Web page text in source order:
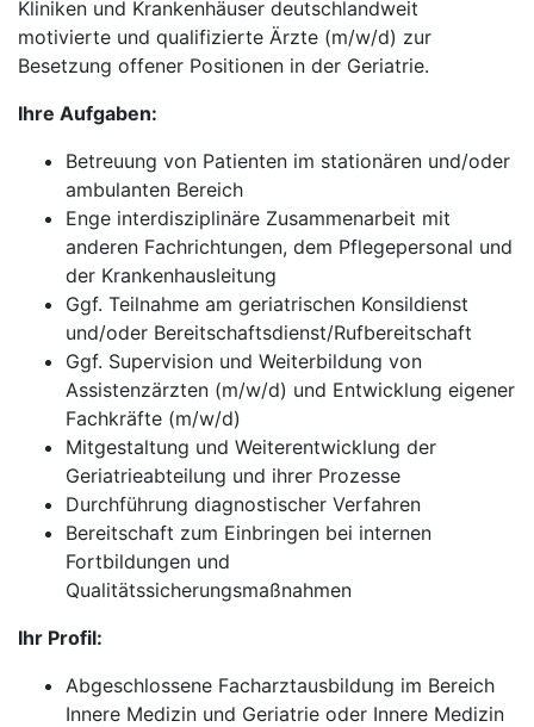
Kliniken und Krankenhäuser deutschlandweit
motivierte und qualifizierte Ärzte (m/w/d) zur
Besetzung offener Positionen in der Geriatrie.
Ihre Aufgaben:
Betreuung von Patienten im stationären und/oder
ambulanten Bereich
Enge interdisziplinäre Zusammenarbeit mit
anderen Fachrichtungen, dem Pflegepersonal und
der Krankenhausleitung
Ggf. Teilnahme am geriatrischen Konsildienst
und/oder Bereitschaftsdienst/Rufbereitschaft
Ggf. Supervision und Weiterbildung von
Assistenzärzten (m/w/d) und Entwicklung eigener
Fachkräfte (m/w/d)
Mitgestaltung und Weiterentwicklung der
Geriatrieabteilung und ihrer Prozesse
Durchführung diagnostischer Verfahren
Bereitschaft zum Einbringen bei internen
Fortbildungen und
Qualitätssicherungsmaßnahmen
Ihr Profil:
Abgeschlossene Facharztausbildung im Bereich
Innere Medizin und Geriatrie oder Innere Medizin